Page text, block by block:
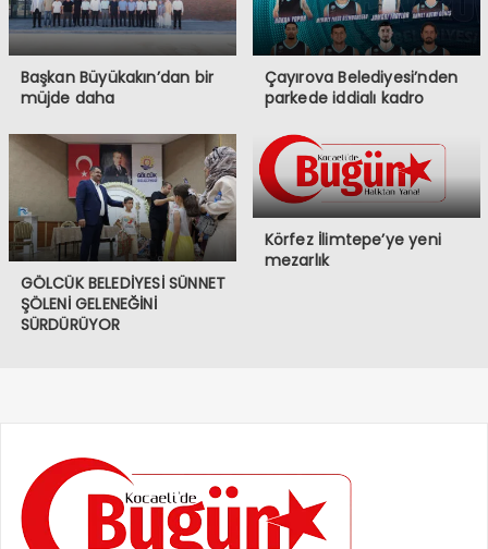
Başkan Büyükakın’dan bir
müjde daha
Çayırova Belediyesi’nden
parkede iddialı kadro
GÖLCÜK BELEDİYESİ SÜNNET
ŞÖLENİ GELENEĞİNİ
SÜRDÜRÜYOR
Körfez İlimtepe’ye yeni
mezarlık